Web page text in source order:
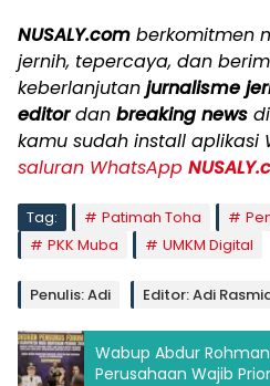
NUSALY.com berkomitmen
jernih, tepercaya, dan
keberlanjutan jurnalisme
editordan breaking news
kamu sudah install aplikasi
saluran WhatsApp
Tag: Patimah Toha
PKK Muba
UMKM Digital
Penulis: Adi Editor: Adi
Wabup Abdur
Perusahaan Wajib